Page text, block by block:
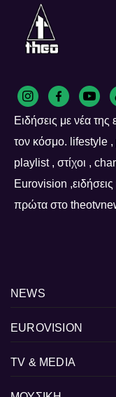
Ειδήσεις με νέα
τον κόσμο. lifestyle ,
playlist , στίχοι ,
Eurovision
πρώτα στο
NEWS
EUROVISION
TV & MEDIA